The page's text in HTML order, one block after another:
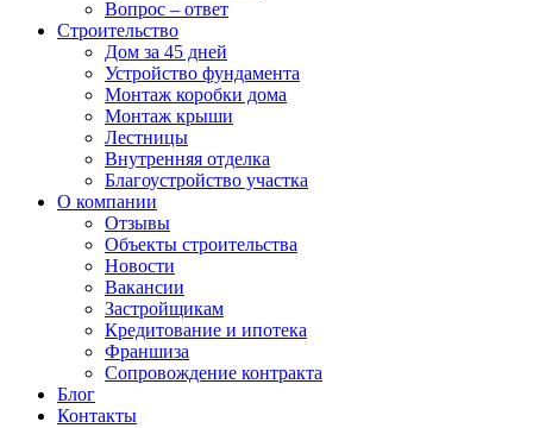
Вопрос – ответ
Строительство
Дом за 45 дней
Устройство фундамента
Монтаж коробки дома
Монтаж крыши
Лестницы
Внутренняя отделка
Благоустройство участка
О компании
Отзывы
Объекты строительства
Новости
Вакансии
Застройщикам
Кредитование и ипотека
Франшиза
Сопровождение контракта
Блог
Контакты